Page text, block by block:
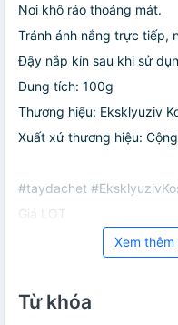
Nơi khô ráo thoáng mát.
Tránh ánh nắng trực tiếp,
Đậy nắp kín sau khi sử
Dung tích: 100g
Thương hiệu: Eksklyuziv
Xuất xứ thương hiệu:
#taydachet
Giá LOT
Xem
Từ khóa